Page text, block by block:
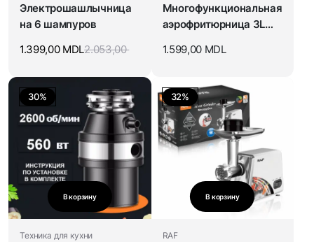
Электрошашлычница
на 6 шампуров
2.053,00
1.399,00 MDL
Многофункциональная
аэрофритюрница 3L
1.599,00 MDL
30%
В корзину
Техника для кухни
32%
В корзину
RAF